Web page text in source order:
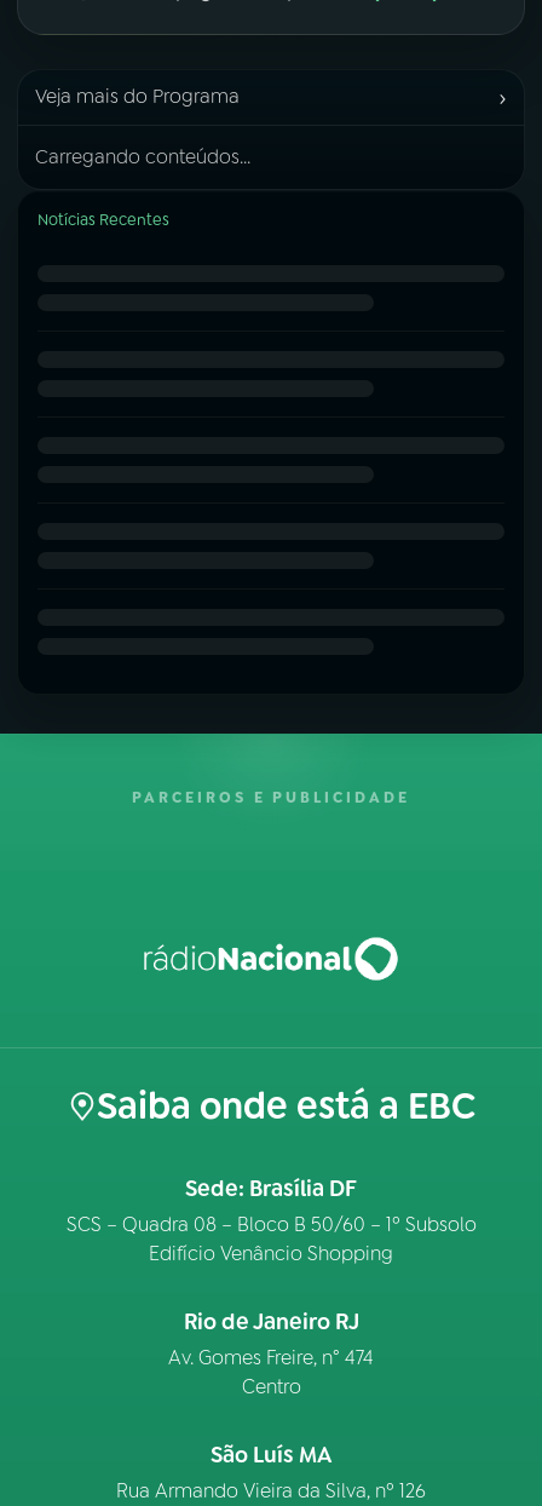
Veja mais do Programa ›
Carregando conteúdos...
Notícias Recentes
PARCEIROS E PUBLICIDADE
Saiba onde está a EBC
Sede: Brasília DF
SCS – Quadra 08 – Bloco B 50/60 – 1º Subsolo
Edifício Venâncio Shopping
Rio de Janeiro RJ
Av. Gomes Freire, n° 474
Centro
São Luís MA
Rua Armando Vieira da Silva, nº 126